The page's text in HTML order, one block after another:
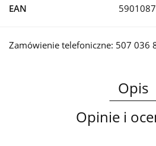
EAN
Zamówienie telefoniczne: 507 036
Opis
Opinie i